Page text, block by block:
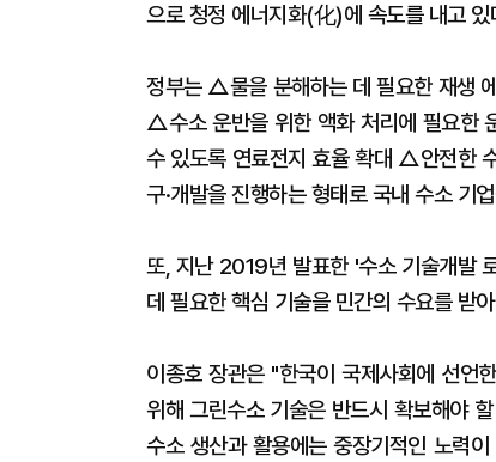
으로 청정 에너지화(化)에 속도를 내고 있
정부는 △물을 분해하는 데 필요한 재생
△수소 운반을 위한 액화 처리에 필요한
수 있도록 연료전지 효율 확대 △안전한
구·개발을 진행하는 형태로 국내 수소 기
또, 지난 2019년 발표한 '수소 기술개발
데 필요한 핵심 기술을 민간의 수요를 받
이종호 장관은 "한국이 국제사회에 선
위해 그린수소 기술은 반드시 확보해야
수소 생산과 활용에는 중장기적인 노력